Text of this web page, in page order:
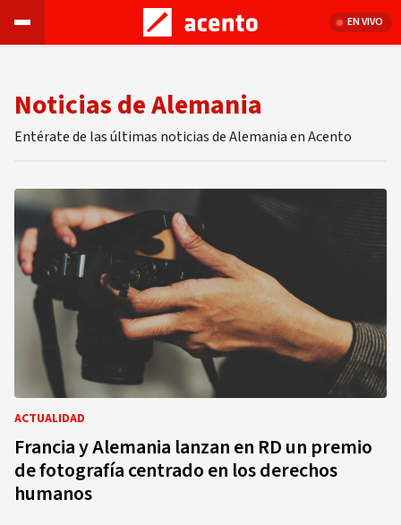
EN VIVO
Noticias de Alemania
Entérate de las últimas noticias de Alemania en Acento
ACTUALIDAD
Francia y Alemania lanzan en RD un premio
de fotografía centrado en los derechos
humanos